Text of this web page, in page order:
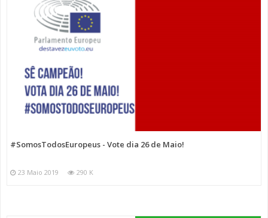
#SomosTodosEuropeus - Vote dia 26 de Maio!
23 Maio 2019 290 K